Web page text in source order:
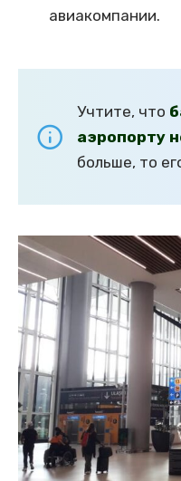
авиакомпании.
Учтите, что
аэропорту
больше, то